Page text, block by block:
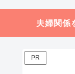
夫婦関係
PR